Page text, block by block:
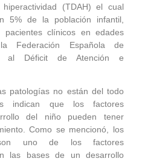
(TDAH) el cual
5% de la población infantil,
clínicos en edades
Federación Española de
al Déficit de Atención e
patologías no están del todo
indican que los factores
del niño pueden tener
Como se mencionó, los
son uno de los factores
las bases de un desarrollo